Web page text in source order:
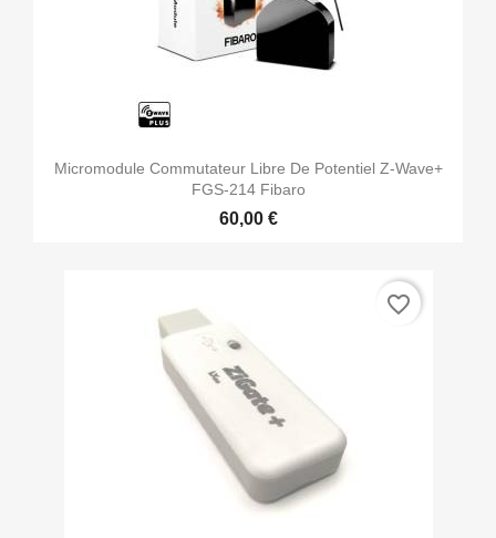
Micromodule Commutateur Libre De Potentiel Z-Wave+
FGS-214 Fibaro
60,00 €
favorite_border